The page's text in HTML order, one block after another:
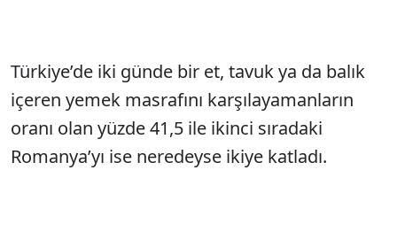
Türkiye’de iki günde bir et, tavuk ya da balık
içeren yemek masrafını karşılayamanların
oranı olan yüzde 41,5 ile ikinci sıradaki
Romanya’yı ise neredeyse ikiye katladı.